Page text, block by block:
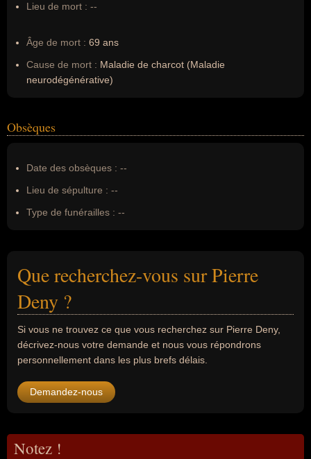
Lieu de mort : --
Âge de mort : 69 ans
Cause de mort : Maladie de charcot (Maladie
neurodégénérative)
Obsèques
Date des obsèques : --
Lieu de sépulture : --
Type de funérailles : --
Que recherchez-vous sur Pierre
Deny ?
Si vous ne trouvez ce que vous recherchez sur Pierre Deny,
décrivez-nous votre demande et nous vous répondrons
personnellement dans les plus brefs délais.
Demandez-nous
Notez !